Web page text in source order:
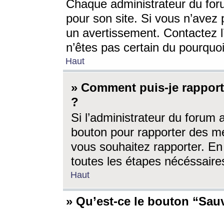
Chaque administrateur du
pour son site. Si vous
un avertissement. Contactez
n’êtes pas certain du
Haut
» Comment puis-je
?
Si l’administrateur du forum
bouton pour rapporter des
vous souhaitez rapporter.
toutes les étapes
Haut
» Qu’est-ce le bouton